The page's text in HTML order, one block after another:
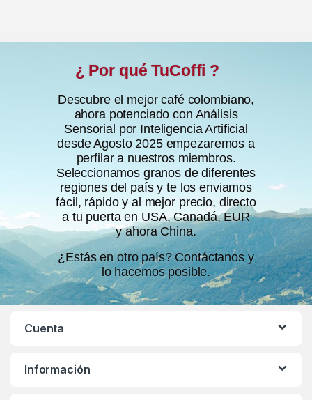
¿ Por qué TuCoffi ?
Descubre el mejor café colombiano,
ahora potenciado con Análisis
Sensorial por Inteligencia Artificial
desde Agosto 2025 empezaremos a
perfilar a nuestros miembros.
Seleccionamos granos de diferentes
regiones del país y te los enviamos
fácil, rápido y al mejor precio, directo
a tu puerta en USA, Canadá, EUR
y ahora China.
¿Estás en otro país? Contáctanos y
lo hacemos posible.
Cuenta
Información